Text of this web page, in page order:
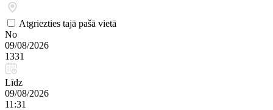
Atgriezties tajā pašā vietā
No
09/08/2026
1331
Līdz
09/08/2026
11:31